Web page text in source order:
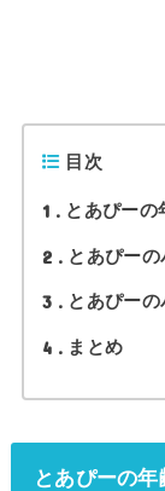
目次
1 とあぴー
2 とあぴー
3 とあぴー
4 まとめ
とあぴーの